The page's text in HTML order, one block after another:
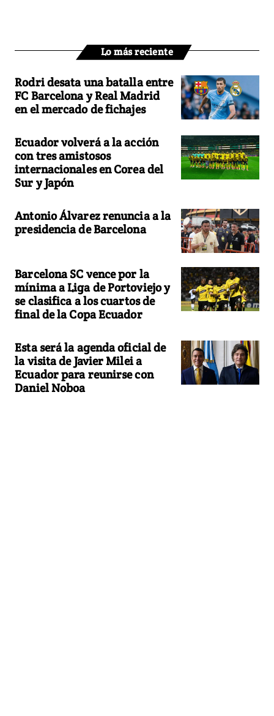
Lo más reciente
Rodri desata una batalla entre
FC Barcelona y Real Madrid
en el mercado de fichajes
Ecuador volverá a la acción
con tres amistosos
internacionales en Corea del
Sur y Japón
Antonio Álvarez renuncia a la
presidencia de Barcelona
Barcelona SC vence por la
mínima a Liga de Portoviejo y
se clasifica a los cuartos de
final de la Copa Ecuador
Esta será la agenda oficial de
la visita de Javier Milei a
Ecuador para reunirse con
Daniel Noboa